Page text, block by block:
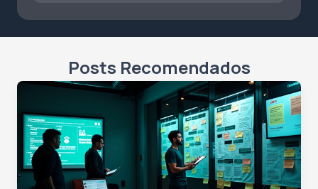
Posts Recomendados